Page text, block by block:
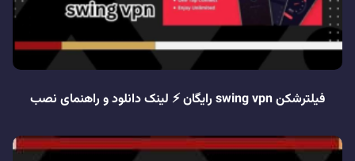
فیلترشکن swing vpn رایگان ⚡️ لینک دانلود و راهنمای نصب